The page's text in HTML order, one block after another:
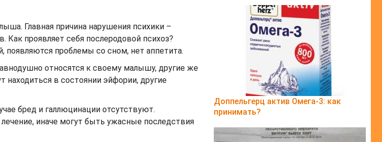
Главная причина нарушения психики –
проявляет себя послеродовой психоз?
появляются проблемы со сном, нет аппетита.
относятся к своему малышу, другие же
в состоянии эйфории, другие
бред и галлюцинации отсутствуют.
иначе могут быть ужасные последствия
Доппельгерц актив Омега-3: как
принимать?